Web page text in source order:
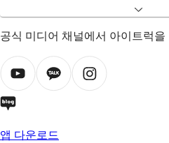
공식 미디어 채널에서 아이트럭을
앱 다운로드